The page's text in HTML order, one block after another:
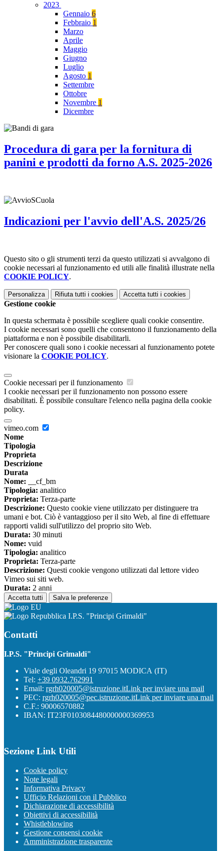
2023
Gennaio 6
Febbraio 1
Marzo
Aprile
Maggio
Giugno
Luglio
Agosto 1
Settembre
Ottobre
Novembre 1
Dicembre
Procedura di gara per la fornitura di
panini e prodotti da forno A.S. 2025-2026
Indicazioni per l'avvio dell'A.S. 2025/26
Questo sito o gli strumenti terzi da questo utilizzati si avvalgono di
cookie necessari al funzionamento ed utili alle finalità illustrate nella
COOKIE POLICY.
Personalizza Rifiuta tutti i cookies Accetta tutti i cookies
Gestione cookie
In questa schermata è possibile scegliere quali cookie consentire.
I cookie necessari sono quelli che consentono il funzionamento della
piattaforma e non è possibile disabilitarli.
Per conoscere quali sono i cookie necessari al funzionamento potete
visionare la COOKIE POLICY.
Cookie necessari per il funzionamento
I cookie necessari per il funzionamento non possono essere
disabilitati. È possibile consultare l'elenco nella pagina della cookie
policy.
vimeo.com
Nome
Tipologia
Proprieta
Descrizione
Durata
Nome: __cf_bm
Tipologia: analitico
Proprieta: Terza-parte
Descrizione: Questo cookie viene utilizzato per distinguere tra
umani e bot. Ciò è vantaggioso per il sito Web, al fine di effettuare
rapporti validi sull'utilizzo del proprio sito Web.
Durata: 30 minuti
Nome: vuid
Tipologia: analitico
Proprieta: Terza-parte
Descrizione: Questi cookie vengono utilizzati dal lettore video
Vimeo sui siti web.
Durata: 2 anni
Accetta tutti Salva le preferenze
I.P.S. "Principi Grimaldi"
Contatti
I.P.S. "Principi Grimaldi"
Viale degli Oleandri 19 97015 MODICA (IT)
Tel: +39 0932.762991
Email: rgrh020005@istruzione.itLink per inviare una mail
PEC: rgrh020005@pec.istruzione.itLink per inviare una mail
C.F.: 90006570882
IBAN: IT23F0103084480000000369953
Sezione Link Utili
Cookie policy
Note legali
Informativa Privacy
Ufficio Relazioni con il Pubblico
Dichiarazione di accessibilità
Obiettivi di accessibilità
Whistleblowing
Gestione consensi cookie
Amministrazione trasparente